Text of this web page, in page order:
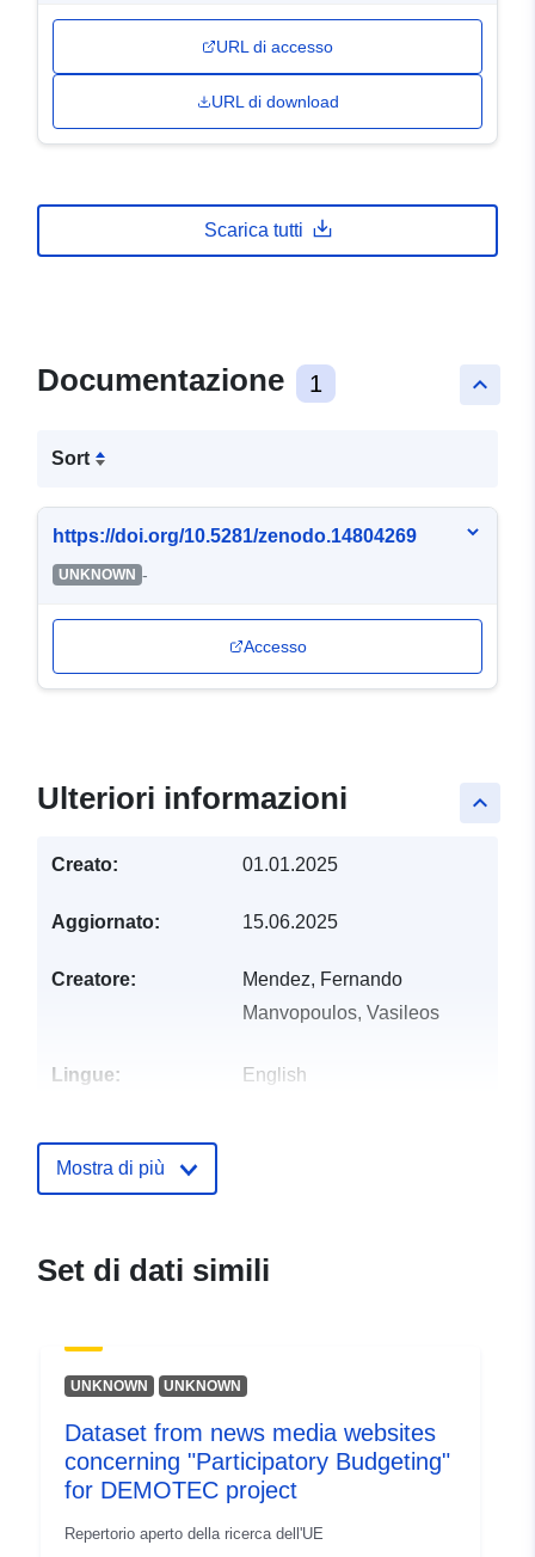
URL di accesso
URL di download
Scarica tutti
keyboard_arrow_up
Documentazione 1
Sort
https://doi.org/10.5281/zenodo.14804269
UNKNOWN -
Accesso
keyboard_arrow_up
Ulteriori informazioni
Creato: 01.01.2025
Aggiornato: 15.06.2025
Creatore:
Mendez, Fernando
Manvopoulos, Vasileos
Lingue: English
Registro del
Aggiornato su data.europa.eu:
30 July 2026
Identificatori:
uriRef:
http://data.europa.eu/88u/dataset/
zenodo-org-14804269
Diritti di accesso:
Mostra di più
Set di dati simili
UNKNOWN UNKNOWN
Dataset from news media websites
concerning "Participatory Budgeting"
for DEMOTEC project
Repertorio aperto della ricerca dell'UE